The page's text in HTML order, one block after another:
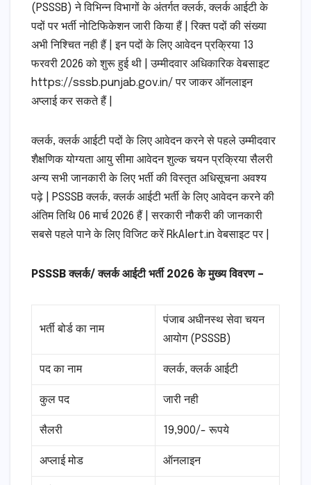
(PSSSB) ने विभिन्न विभागों के अंतर्गत क्लर्क, क्लर्क आईटी के
पदों पर भर्ती नोटिफिकेशन जारी किया हैं | रिक्त पदों की संख्या
अभी निश्चित नही हैं | इन पदों के लिए आवेदन प्रक्रिया 13
फरवरी 2026 को शुरू हुई थी | उम्मीदवार अधिकारिक वेबसाइट
https://sssb.punjab.gov.in/ पर जाकर ऑनलाइन
अप्लाई कर सकते हैं |
क्लर्क, क्लर्क आईटी पदों के लिए आवेदन करने से पहले उम्मीदवार
शैक्षणिक योग्यता आयु सीमा आवेदन शुल्क चयन प्रक्रिया सैलरी
अन्य सभी जानकारी के लिए भर्ती की विस्तृत अधिसूचना अवश्य
पढ़े | PSSSB क्लर्क, क्लर्क आईटी भर्ती के लिए आवेदन करने की
अंतिम तिथि 06 मार्च 2026 हैं | सरकारी नौकरी की जानकारी
सबसे पहले पाने के लिए विजिट करें RkAlert.in वेबसाइट पर |
PSSSB क्लर्क/ क्लर्क आईटी भर्ती 2026 के मुख्य विवरण –
भर्ती बोर्ड का नाम
पंजाब अधीनस्थ सेवा चयन
आयोग (PSSSB)
पद का नाम क्लर्क, क्लर्क आईटी
कुल पद जारी नही
सैलरी 19,900/- रूपये
अप्लाई मोड ऑनलाइन